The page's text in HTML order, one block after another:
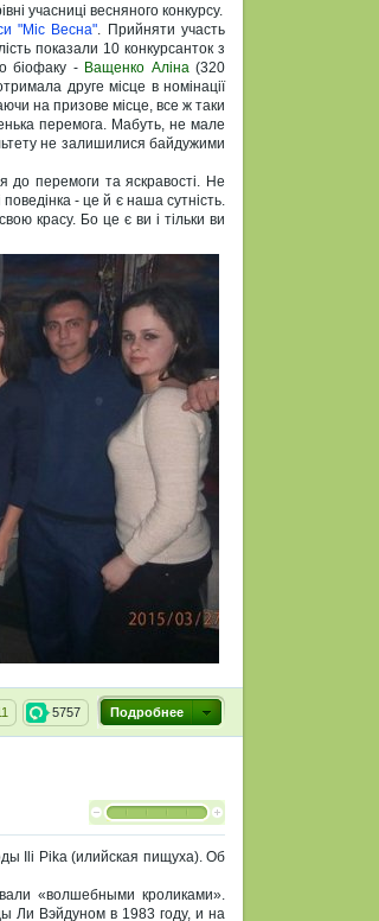
учасниці весняного конкурсу.
"Міс Весна" . Прийняти участь
показали 10 конкурсанток з
біофаку - Ващенко Аліна (320
друге місце в номінації
на призове місце, все ж таки
перемога. Мабуть, не мале
не залишилися байдужими
до перемоги та яскравості. Не
- це й є наша сутність.
красу. Бо це є ви і тільки ви
Подробнее
5757
Ili Pika (илийская пищуха). Об
«волшебными кроликами».
Ли Вэйдуном в 1983 году, и на